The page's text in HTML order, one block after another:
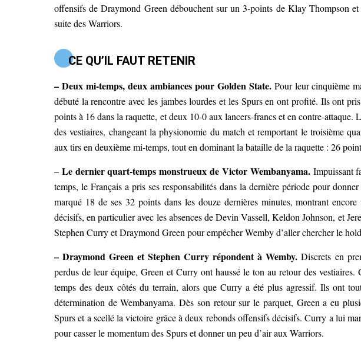
offensifs de Draymond Green débouchent sur un 3-points de Klay Thompson
suite des Warriors.
CE QU’IL FAUT RETENIR
– Deux mi-temps, deux ambiances pour Golden State. Pour leur cinquième
débuté la rencontre avec les jambes lourdes et les Spurs en ont profité. Ils ont
points à 16 dans la raquette, et deux 10-0 aux lancers-francs et en contre-attaque.
des vestiaires, changeant la physionomie du match et remportant le troisième
aux tirs en deuxième mi-temps, tout en dominant la bataille de la raquette : 26
– Le dernier quart-temps monstrueux de Victor Wembanyama. Impuissant
temps, le Français a pris ses responsabilités dans la dernière période pour
marqué 18 de ses 32 points dans les douze dernières minutes, montrant
décisifs, en particulier avec les absences de Devin Vassell, Keldon Johnson, et
Stephen Curry et Draymond Green pour empêcher Wemby d’aller chercher le
– Draymond Green et Stephen Curry répondent à Wemby.Discrets en
perdus de leur équipe, Green et Curry ont haussé le ton au retour des
temps des deux côtés du terrain, alors que Curry a été plus agressif. Ils ont
détermination de Wembanyama. Dès son retour sur le parquet, Green a eu
Spurs et a scellé la victoire grâce à deux rebonds offensifs décisifs. Curry a lui
pour casser le momentum des Spurs et donner un peu d’air aux Warriors.